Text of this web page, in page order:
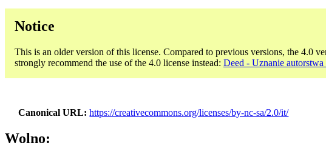
Notice
This is an older version of this license. Compared to previous versions, the 4.0
strongly recommend the use of the 4.0 license instead: Deed - Uznanie
Canonical URL https://creativecommons.org/licenses/by-nc-sa/2.0/it/
Wolno: